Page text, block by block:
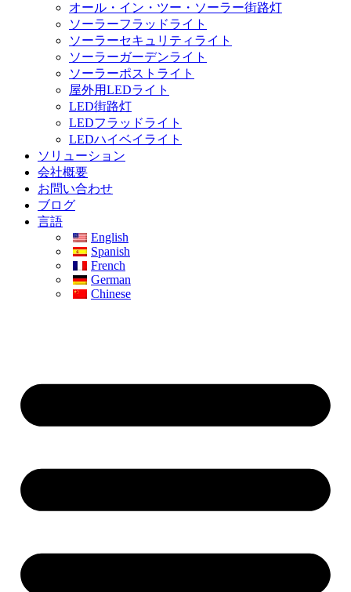
オール・イン・ツー・ソーラー街路灯
ソーラーフラッドライト
ソーラーセキュリティライト
ソーラーガーデンライト
ソーラーポストライト
屋外用LEDライト
LED街路灯
LEDフラッドライト
LEDハイベイライト
ソリューション
会社概要
お問い合わせ
ブログ
言語
English
Spanish
French
German
Chinese